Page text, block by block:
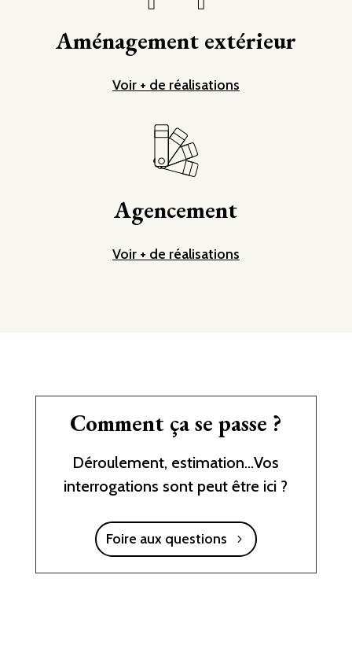
Aménagement extérieur
Voir + de réalisations
Agencement
Voir + de réalisations
Comment ça se passe ?
Déroulement, estimation…Vos
interrogations sont peut être ici ?
Foire aux questions